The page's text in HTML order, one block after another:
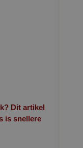
Dit artikel
is snellere